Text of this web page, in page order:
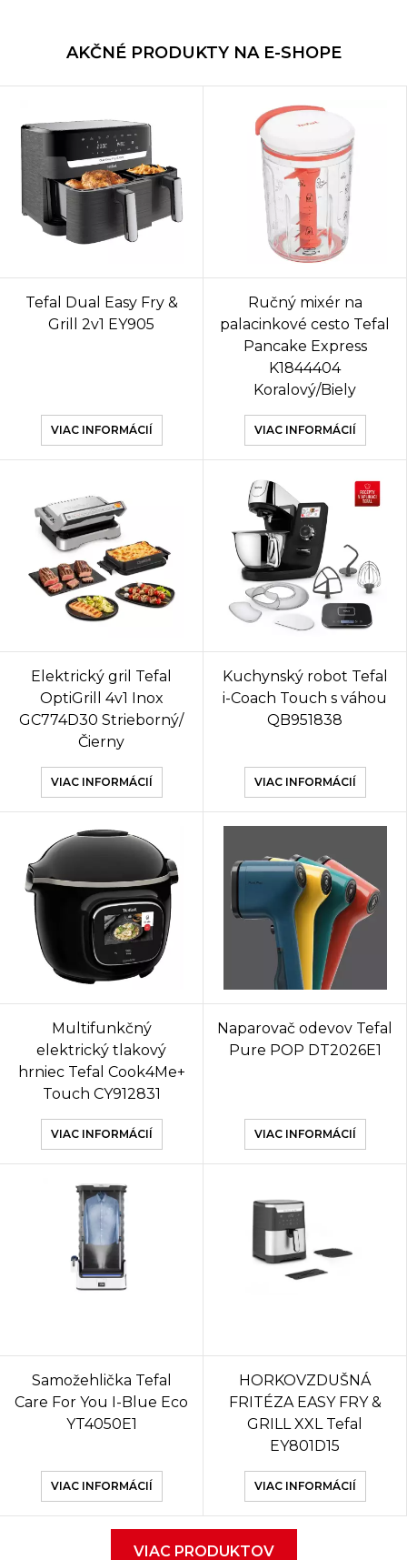
AKČNÉ PRODUKTY NA E-SHOPE
Tefal Dual Easy Fry &
Grill 2v1 EY905
VIAC INFORMÁCIÍ
Ručný mixér na
palacinkové cesto Tefal
Pancake Express
K1844404
Koralový/Biely
VIAC INFORMÁCIÍ
Elektrický gril Tefal
OptiGrill 4v1 Inox
GC774D30 Strieborný/
Čierny
VIAC INFORMÁCIÍ
Kuchynský robot Tefal
i-Coach Touch s váhou
QB951838
VIAC INFORMÁCIÍ
Multifunkčný
elektrický tlakový
hrniec Tefal Cook4Me+
Touch CY912831
VIAC INFORMÁCIÍ
Naparovač odevov Tefal
Pure POP DT2026E1
VIAC INFORMÁCIÍ
Samožehlička Tefal
Care For You I-Blue Eco
YT4050E1
VIAC INFORMÁCIÍ
HORKOVZDUŠNÁ
FRITÉZA EASY FRY &
GRILL XXL Tefal
EY801D15
VIAC INFORMÁCIÍ
VIAC PRODUKTOV